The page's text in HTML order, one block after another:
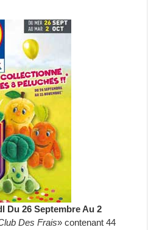
Du 26 Septembre Au 2
Des Frais» contenant 44